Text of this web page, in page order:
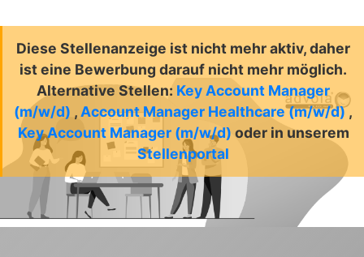
Diese Stellenanzeige ist nicht mehr aktiv, daher
ist eine Bewerbung darauf nicht mehr möglich.
Alternative Stellen: Key Account Manager
(m/w/d) , Account Manager Healthcare (m/w/d),
Key Account Manager (m/w/d) oder in unserem
Stellenportal